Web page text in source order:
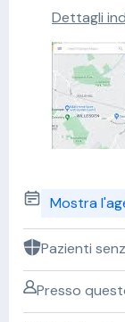
Dettagli
Mostra
Pazienti
Presso